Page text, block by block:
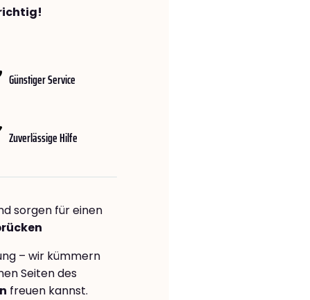
Günstiger Service
Zuverlässige Hilfe
sorgen für einen
– wir kümmern
Seiten des
freuen kannst.